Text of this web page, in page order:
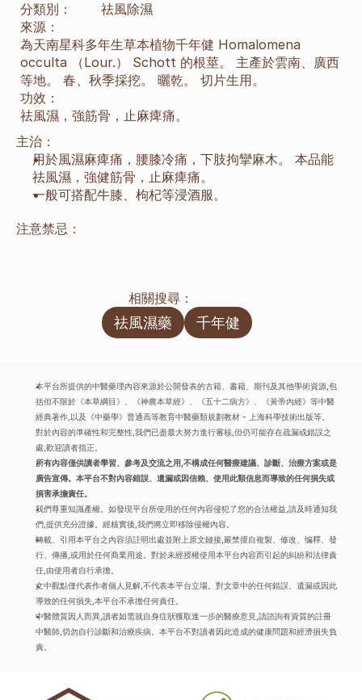
分類別：
祛風除濕
來源：
為天南星科多年生草本植物千年健 Homalomena
occulta （Lour.） Schott 的根莖。 主產於雲南、廣西
等地。 春、秋季採挖。 曬乾。 切片生用。
功效：
祛風濕，強筋骨，止麻痺痛。
主治：
用於風濕麻痺痛，腰膝冷痛，下肢拘攣麻木。 本品能
祛風濕，強健筋骨，止麻痺痛。
一般可搭配牛膝、枸杞等浸酒服。
注意禁忌：
相關搜尋：
祛風濕藥 千年健
本平台所提供的中醫藥理內容來源於公開發表的古籍、書籍、期刊及其他學術資源,包
括但不限於《本草綱目》、《神農本草經》、《五十二病方》、《黃帝內經》等中醫
經典著作,以及《中藥學》普通高等教育中醫藥類規劃教材 - 上海科學技術出版等。
對於內容的準確性和完整性,我們已盡最大努力進行審核,但仍可能存在疏漏或錯誤之
處,歡迎讀者指正。
所有內容僅供讀者學習、參考及交流之用,不構成任何醫療建議、診斷、治療方案或是
廣告宣傳。本平台不對內容錯誤、遺漏或因信賴、使用此類信息而導致的任何損失或
損害承擔責任。
我們尊重知識產權。如發現平台所使用的任何內容侵犯了您的合法權益,請及時通知我
們,提供充分證據。經核實後,我們將立即移除侵權內容。
轉載、引用本平台之內容須註明出處並附上原文鏈接,嚴禁擅自複製、修改、编釋、發
行、傳播,或用於任何商業用途。對於未經授權使用本平台內容而引起的糾紛和法律責
任,由使用者自行承擔。
文中觀點僅代表作者個人見解,不代表本平台立場。對文章中的任何錯誤、遺漏或因此
導致的任何損失,本平台不承擔任何責任。
中醫體質因人而異,讀者如需就自身症狀獲取進一步的醫療意見,請諮詢有資質的註冊
中醫師,切勿自行診斷和治療疾病。本平台不對讀者因此造成的健康問題和經濟損失負
責。